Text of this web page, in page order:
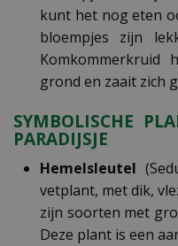
kunt het nog eten
bloempjes zijn
Komkommerkruid
grond en zaait zich
SYMBOLISCHE
PARADIJSJE
Hemelsleutel
vetplant, met dik,
zijn soorten met
Deze plant is een